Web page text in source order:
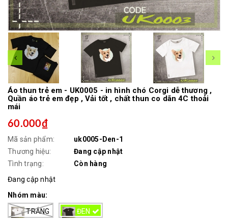
Áo thun trẻ em - UK0005 - in hình chó Corgi dễ thương ,
Quần áo trẻ em đẹp , Vải tốt , chất thun co dãn 4C thoải
mái
60.000₫
Mã sản phẩm:
uk0005-Den-1
Thương hiệu:
Đang cập nhật
Tình trạng:
Còn hàng
Đang cập nhật
Nhóm màu:
TRẮNG
ĐEN